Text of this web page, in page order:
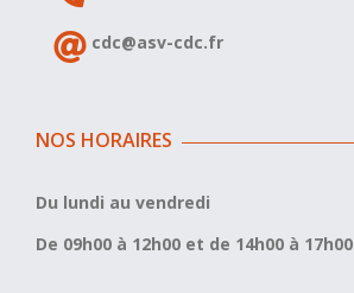
cdc@asv-cdc.fr
NOS HORAIRES
Du lundi au vendredi
De 09h00 à 12h00 et de 14h00 à 17h00